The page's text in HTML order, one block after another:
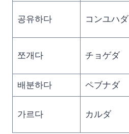
공유하다 コンユハダ
쪼개다 チョゲダ
배분하다 ペブナダ
가르다 カルダ